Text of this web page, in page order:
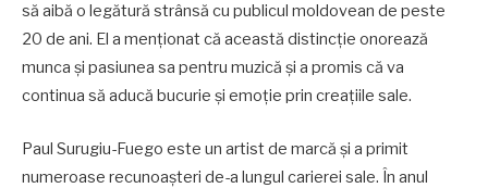
să aibă o legătură strânsă cu publicul moldovean de peste
20 de ani. El a menționat că această distincție onorează
munca și pasiunea sa pentru muzică și a promis că va
continua să aducă bucurie și emoție prin creațiile sale.
Paul Surugiu-Fuego este un artist de marcă și a primit
numeroase recunoașteri de-a lungul carierei sale. În anul